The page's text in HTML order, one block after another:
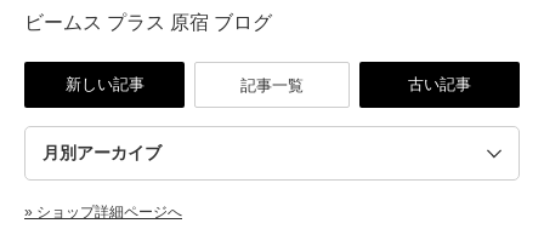
ビームス プラス 原宿 ブログ
新しい記事 記事一覧 古い記事
» ショップ詳細ページへ